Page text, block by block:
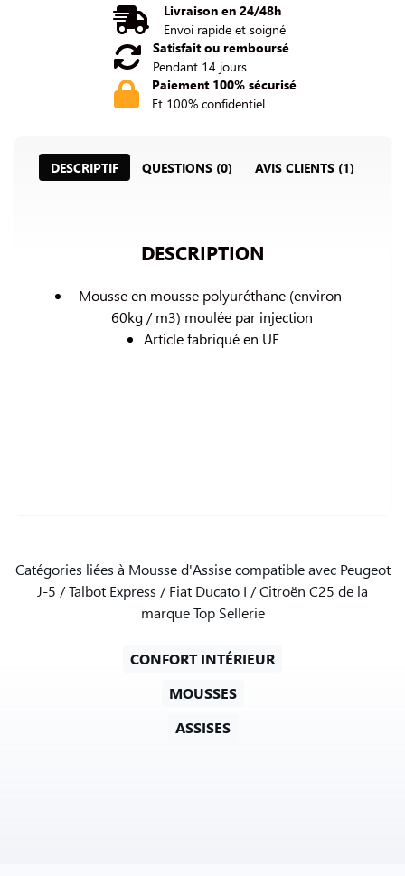
Livraison en 24/48h
Envoi rapide et soigné
Satisfait ou remboursé
Pendant 14 jours
Paiement 100% sécurisé
Et 100% confidentiel
DESCRIPTIF QUESTIONS (0) AVIS CLIENTS (1)
DESCRIPTION
Mousse en mousse polyuréthane (environ
60kg / m3) moulée par injection
Article fabriqué en UE
Catégories liées à Mousse d'Assise compatible avec Peugeot
J-5 / Talbot Express / Fiat Ducato I / Citroën C25 de la
marque Top Sellerie
CONFORT INTÉRIEUR
MOUSSES
ASSISES